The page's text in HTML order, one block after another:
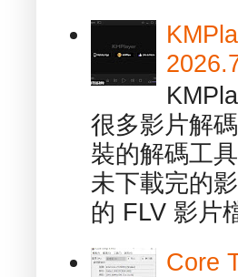
很多影片解
裝的解碼工
未下載完的
的 FLV 影片
Core